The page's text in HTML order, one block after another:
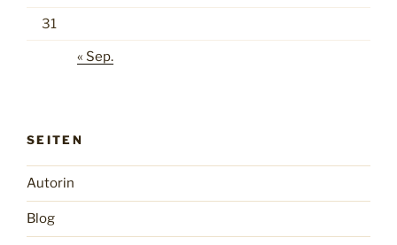
31
« Sep.
SEITEN
Autorin
Blog